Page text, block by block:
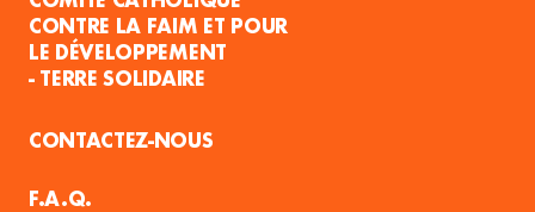
CONTRE LA FAIM ET POUR
LE DÉVELOPPEMENT
- TERRE SOLIDAIRE
CONTACTEZ-NOUS
F.A.Q.